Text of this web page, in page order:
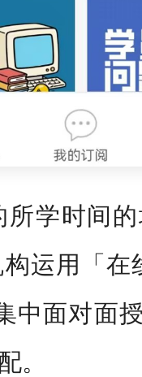
学时间
运用「在
中面对面
。